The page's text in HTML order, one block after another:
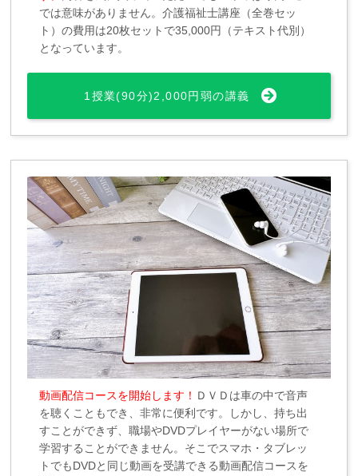
では意味がありません。介護福祉士講座（全巻セッ
ト）の費用は20枚セットで35,000円（テキスト代別）
となっています。
1授業(90分)2,000円弱の講義
動画配信コースを開始します！ ＤＶＤは車の中で音声
を聴くこともでき、非常に便利です。しかし、持ち出
すことができず、職場やDVDプレイヤーがない場所で
学習することができません。そこでスマホ・タブレッ
トでもDVDと同じ動画を受講できる動画配信コースを